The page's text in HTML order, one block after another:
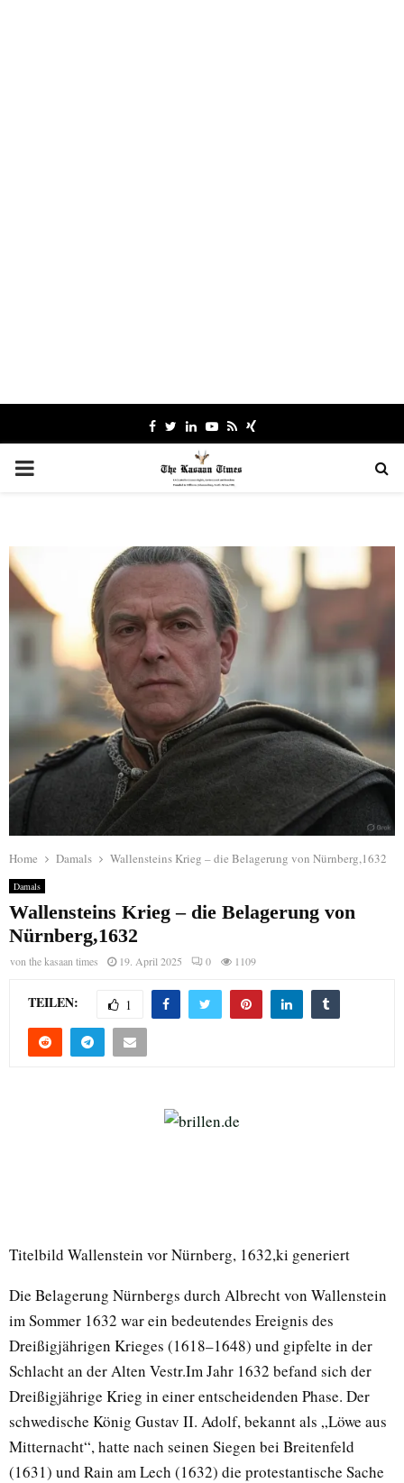
Facebook
TwitterLinkedinYoutube
RssXing
PRIMARY
Home Damals Wallensteins Krieg – die Belagerung von Nürnberg,1632
Damals
Wallensteins Krieg – die Belagerung von
Nürnberg,1632
vonthe kasaan times 19. April 2025 0 1109
TEILEN: 1
Titelbild Wallenstein vor Nürnberg, 1632,ki generiert
Die Belagerung Nürnbergs durch Albrecht von Wallenstein
im Sommer 1632 war ein bedeutendes Ereignis des
Dreißigjährigen Krieges (1618–1648) und gipfelte in der
Schlacht an der Alten Vestr.Im Jahr 1632 befand sich der
Dreißigjährige Krieg in einer entscheidenden Phase. Der
schwedische König Gustav II. Adolf, bekannt als „Löwe aus
Mitternacht“, hatte nach seinen Siegen bei Breitenfeld
(1631) und Rain am Lech (1632) die protestantische Sache